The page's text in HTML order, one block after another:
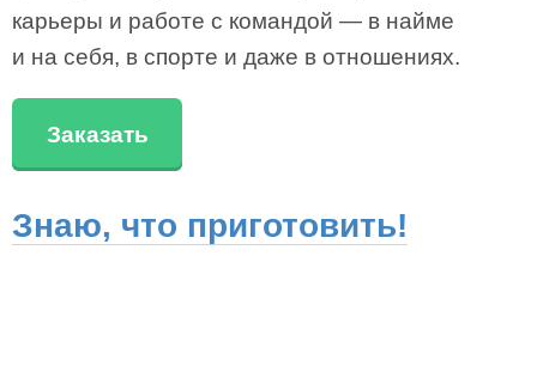
карьеры и работе с командой — в найме
и на себя, в спорте и даже в отношениях.
Заказать
Знаю, что приготовить!